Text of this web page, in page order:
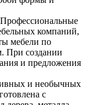
компаний,
мебели по
При создании
и предложения
и необычных
с